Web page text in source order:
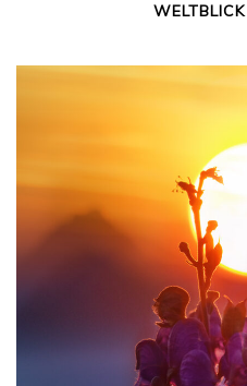
WELTBLICK